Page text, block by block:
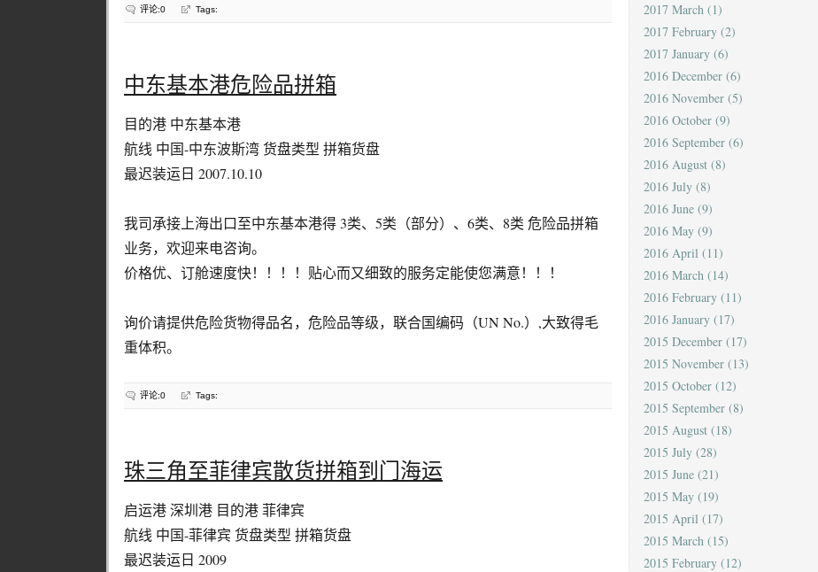
评论:0 Tags:
中东基本港危险品拼箱
目的港 中东基本港
航线 中国-中东波斯湾 货盘类型 拼箱货盘
最迟装运日 2007.10.10
我司承接上海出口至中东基本港得 3类、5类（部分）、6类、8类 危险品拼箱
业务，欢迎来电咨询。
价格优、订舱速度快！！！！贴心而又细致的服务定能使您满意！！！
询价请提供危险货物得品名，危险品等级，联合国编码（UN No.）,大致得毛
重体积。
评论:0 Tags:
珠三角至菲律宾散货拼箱到门海运
启运港 深圳港 目的港 菲律宾
航线 中国-菲律宾 货盘类型 拼箱货盘
最迟装运日 2009
2017 March (1)
2017 February (2)
2017 January (6)
2016 December (6)
2016 November (5)
2016 October (9)
2016 September (6)
2016 August (8)
2016 July (8)
2016 June (9)
2016 May (9)
2016 April (11)
2016 March (14)
2016 February (11)
2016 January (17)
2015 December (17)
2015 November (13)
2015 October (12)
2015 September (8)
2015 August (18)
2015 July (28)
2015 June (21)
2015 May (19)
2015 April (17)
2015 March (15)
2015 February (12)